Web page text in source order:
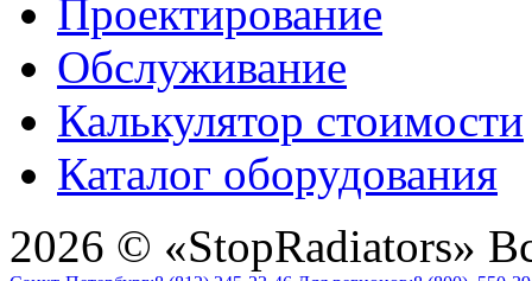
Проектирование
Обслуживание
Калькулятор стоимости
Каталог оборудования
2026 © «StopRadiators»